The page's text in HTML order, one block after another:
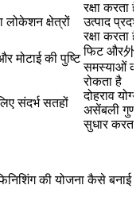
रक्षा करता है
लोकेशन क्षेत्रों
उत्पाद
रक्षा करता है
मोटाई की पुष्टि
फिट और外
समस्याओं
रोकता है
संदर्भ सतहों
दोहराव योग्य
असेंबली
सुधार करता
की योजना कैसे बनाई